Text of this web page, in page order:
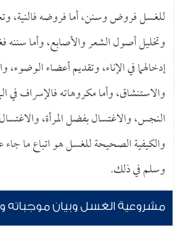
للغسل فروض وسنن، أما فروضه فالنية،
وتخليل أصول الشعر والأصابع، وأما سننه
إدخالهما في الإناء، وتقديم أعضاء
والاستنشاق، وأما مكروهاته فالإسراف في
النجس، والاغتسال بفضل المرأة،
والكيفية الصحيحة للغسل هو اتباع ما جاء
وسلم في ذلك.
مشروعية الغسل وبيان موجباته